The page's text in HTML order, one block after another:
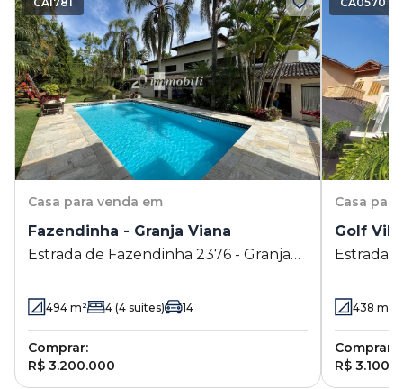
Casa para venda em
Fazendinha - Granja Viana
Estrada de Fazendinha 2376 - Granja
494 m² 4 (4 suítes) 14
Comprar:
R$ 3.200.000
Casa
Golf
Estrada
438 m²
Comprar:
R$